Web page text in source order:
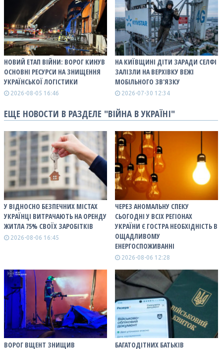
НОВИЙ ЕТАП ВІЙНИ: ВОРОГ КИНУВ
ОСНОВНІ РЕСУРСИ НА ЗНИЩЕННЯ
УКРАЇНСЬКОЇ ЛОГІСТИКИ
2026-08-05 16:46
НА КИЇВЩИНІ ДІТИ ЗАРАДИ СЕЛФІ
ЗАЛІЗЛИ НА ВЕРХІВКУ ВЕЖІ
МОБІЛЬНОГО ЗВ'ЯЗКУ
2026-07-30 12:34
ЕЩЕ НОВОСТИ В РАЗДЕЛЕ "ВІЙНА В УКРАЇНІ"
У ВІДНОСНО БЕЗПЕЧНИХ МІСТАХ
УКРАЇНЦІ ВИТРАЧАЮТЬ НА ОРЕНДУ
ЖИТЛА 75% СВОЇХ ЗАРОБІТКІВ
2026-08-06 16:45
ЧЕРЕЗ АНОМАЛЬНУ СПЕКУ
СЬОГОДНІ У ВСІХ РЕГІОНАХ
УКРАЇНИ Є ГОСТРА НЕОБХІДНІСТЬ В
ОЩАДЛИВОМУ
ЕНЕРГОСПОЖИВАННІ
2026-08-06 12:28
ВОРОГ ВЩЕНТ ЗНИЩИВ БАГАТОДІТНИХ БАТЬКІВ